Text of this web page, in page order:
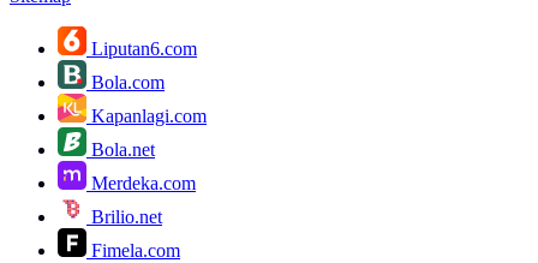
Liputan6.com
Bola.com
Kapanlagi.com
Bola.net
Merdeka.com
Brilio.net
Fimela.com